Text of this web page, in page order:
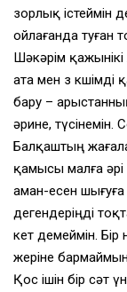
зорлық істеймін
ойлағанда туған
Шәкәрім
ата мен өз
бару –
әрине, түсінемін.
Балқаштың
қамысы малға
аман-есен
дегендеріңді
кет демеймін.
жеріне
Қос ішін бір сәт